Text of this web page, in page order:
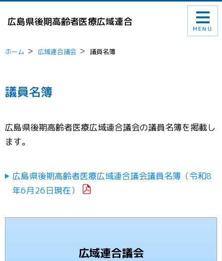
広島県後期高齢者医療広域連合
MENU
ホーム 広域連合議会 議員名簿
広域連合議会
議員名簿
広島県後期高齢者医療広域連合議会の議員名簿を掲載し
ます。
広島県後期高齢者医療広域連合議会議員名簿（令和8
年6月26日現在）